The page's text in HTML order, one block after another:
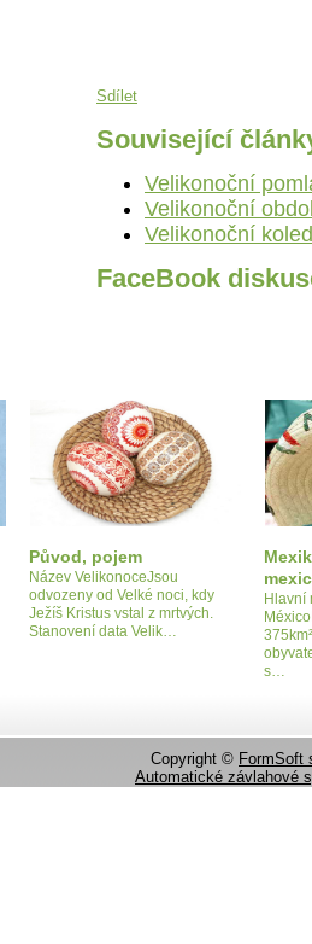
Sdílet
Související
Velikonoční
Velikonoční
Velikonoční
FaceBook
Původ, pojem
Název VelikonoceJsou
odvozeny od Velké noci, kdy
Ježíš Kristus vstal z mrtvých.
Stanovení data Velik…
Hlavní
s…
Copyright © FormSoft
Automatické závlahové